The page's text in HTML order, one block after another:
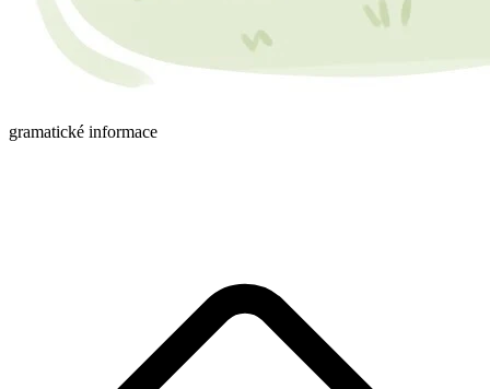
gramatické informace